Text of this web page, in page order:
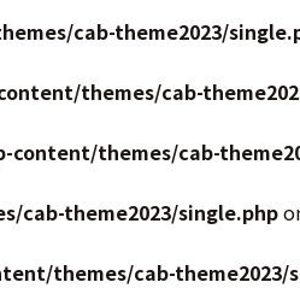
cab-theme2023/
themes/cab-
themes/cab-
cab-theme2023/single.php
themes/cab-theme2023/